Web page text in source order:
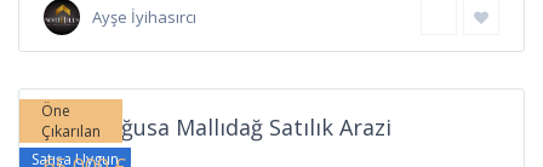
Ayşe İyihasırcı
Mallıdağ
Öne
Çıkarılan
Satışa Uygun
Gazimağusa Mallıdağ Satılık Arazi